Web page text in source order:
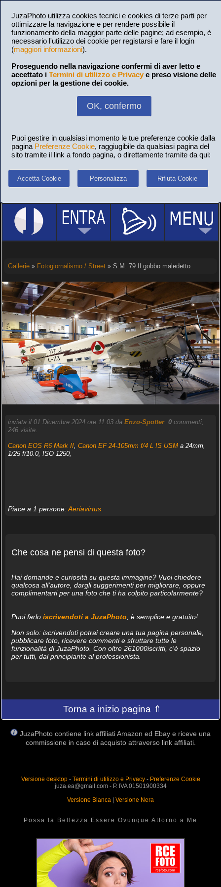
JuzaPhoto utilizza cookies tecnici e cookies di terze parti per
ottimizzare la navigazione e per rendere possibile il
funzionamento della maggior parte delle pagine; ad esempio, è
necessario l'utilizzo dei cookie per registarsi e fare il login
(maggiori informazioni).
Proseguendo nella navigazione confermi di aver letto e
accettato i Termini di utilizzo e Privacy e preso visione delle
opzioni per la gestione dei cookie.
OK, confermo
Puoi gestire in qualsiasi momento le tue preferenze cookie dalla
pagina Preferenze Cookie, raggiugibile da qualsiasi pagina del
sito tramite il link a fondo pagina, o direttamente tramite da qui:
Accetta Cookie Personalizza Rifiuta Cookie
Gallerie» Fotogiornalismo / Street» S.M. 79 Il gobbo maledetto
inviata il 01 Dicembre 2024 ore 11:03 da Enzo-Spotter. 0commenti,
246 visite.
Canon EOS R6 Mark II, Canon EF 24-105mm f/4 L IS USMa 24mm,
1/25 f/10.0, ISO 1250,
Piace a 1 persone:Aeriavirtus
Che cosa ne pensi di questa foto?
Hai domande e curiosità su questa immagine? Vuoi chiedere
qualcosa all'autore, dargli suggerimenti per migliorare, oppure
complimentarti per una foto che ti ha colpito particolarmente?
Puoi farlo iscrivendoti a JuzaPhoto , è semplice e gratuito!
Non solo: iscrivendoti potrai creare una tua pagina personale,
pubblicare foto, ricevere commenti e sfruttare tutte le
funzionalità di JuzaPhoto. Con oltre 261000iscritti, c'è spazio
per tutti, dal principiante al professionista.
Torna a inizio pagina ⇑
JuzaPhoto contiene link affiliati Amazon ed Ebay e riceve una
commissione in caso di acquisto attraverso link affiliati.
Versione desktop- Termini di utilizzo e Privacy- Preferenze Cookie
juza.ea@gmail.com - P. IVA 01501900334
Versione Bianca
Versione Nera
Possa la Bellezza Essere Ovunque Attorno a Me